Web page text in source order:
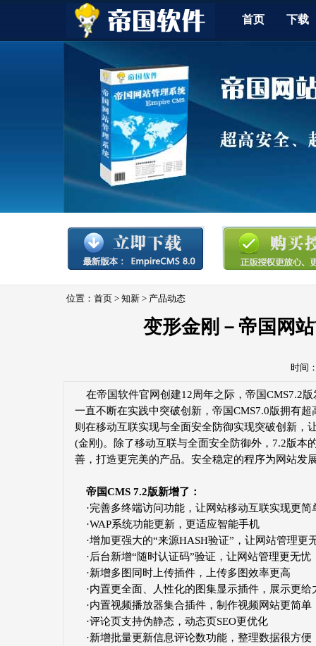
首页 下载
位置： 首页 > 知新 > 产品动态
变形金刚－帝国网
时间
在帝国软件官网创建12周年之际，帝国CMS7.2
一直不断在实践中突破创新，帝国CMS7.0版拥有
则在移动互联实现与全面安全防御实现突破创新，
(金刚)。除了移动互联与全面安全防御外，7.2版本
善，打造更完美的产品。安全稳定的程序为网站发
帝国CMS 7.2版新增了：
·完善多终端访问功能，让网站移动互联实现更简
·WAP系统功能更新，更适应智能手机
·增加更强大的“来源HASH验证”，让网站管理更
·后台新增“随时认证码”验证，让网站管理更无忧
·新增多图同时上传插件，上传多图效率更高
·内置更全面、人性化的图集显示插件，展示更给
·内置视频播放器集合插件，制作视频网站更简单
·评论页支持伪静态，动态页SEO更优化
·新增批量更新信息评论数功能，整理数据很方便